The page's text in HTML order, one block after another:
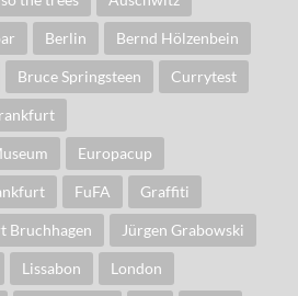
Berlin Bernd Hölzenbein
Bruce Springsteen Currytest
Europacup
FuFA Graffiti
Bruchhagen Jürgen Grabowski
Lissabon London